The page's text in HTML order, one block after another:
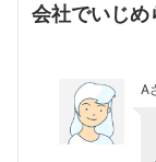
会社でいじめ
A